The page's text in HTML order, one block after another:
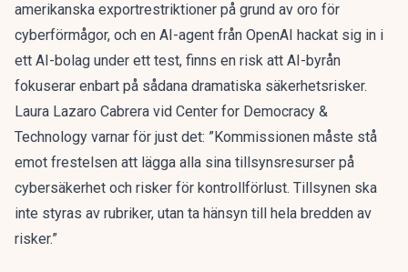
amerikanska exportrestriktioner på grund av oro för
cyberförmågor, och en AI-agent från OpenAI hackat sig in i
ett AI-bolag under ett test, finns en risk att AI-byrån
fokuserar enbart på sådana dramatiska säkerhetsrisker.
Laura Lazaro Cabrera vid Center for Democracy &
Technology varnar för just det: ”Kommissionen måste stå
emot frestelsen att lägga alla sina tillsynsresurser på
cybersäkerhet och risker för kontrollförlust. Tillsynen ska
inte styras av rubriker, utan ta hänsyn till hela bredden av
risker.”